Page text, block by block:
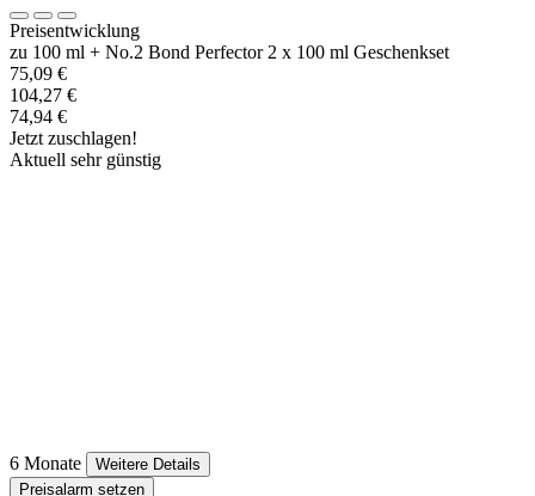
Preisentwicklung
zu 100 ml + No.2 Bond Perfector 2 x 100 ml Geschenkset
75,09 €
104,27 €
74,94 €
Jetzt zuschlagen!
Aktuell sehr günstig
6 Monate
Weitere Details
Preisalarm setzen